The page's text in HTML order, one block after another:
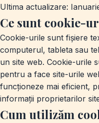
Ultima actualizare:
Ce sunt cookie-
Cookie-urile sunt fișiere
computerul, tableta sau
un site web. Cookie-urile
pentru a face site-urile
funcționeze mai eficient,
informații proprietarilor
Cum utilizăm